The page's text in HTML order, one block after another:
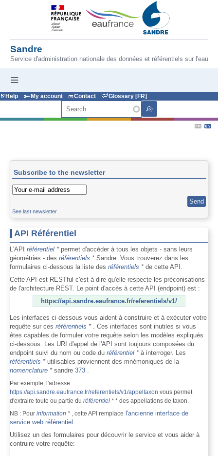
Skip to main content
Sandre
Service d'administration nationale des données et référentiels sur l'eau
Help My account Contact
Glossary [FR]
Subscribe to the newsletter
See last newsletter
API Référentiel
L'API référentiel *permet d'accéder à tous les objets - sans leurs
géométries - des référentiels *Sandre. Vous trouverez dans les
formulaires ci-dessous la liste des référentiels *de cette API.
Cette API est RESTful c'est-à-dire qu'elle respecte les préconisations
de l'architecture REST. Le point d'accès à cette API (endpoint) est :
https://api.sandre.eaufrance.fr/referentiels/v1/
Les interfaces ci-dessous vous aident à construire et à exécuter votre
requête sur ces référentiels *. Ces interfaces sont inutiles si vous
êtes capables de formuler votre requête selon les modèles expliqués
ci-dessous. Les URI d'appel de l'API sont toujours composées du
endpoint suivi du nom ou code du référentiel *à interroger. Les
référentiels *utilisables proviennent des mnémoniques de la
nomenclature *sandre 373 .
Par exemple, l'adresse
https://api.sandre.eaufrance.fr/referentiels/v1/appeltaxon vous permet
d'extraire toute ou partie du référentiel * * des appellations de taxon.
NB : Pour information * , cette API remplace l'ancienne interface de
service web référentiel.
Utilisez un des formulaires pour découvrir le service et vous aider à
contruire votre requête: